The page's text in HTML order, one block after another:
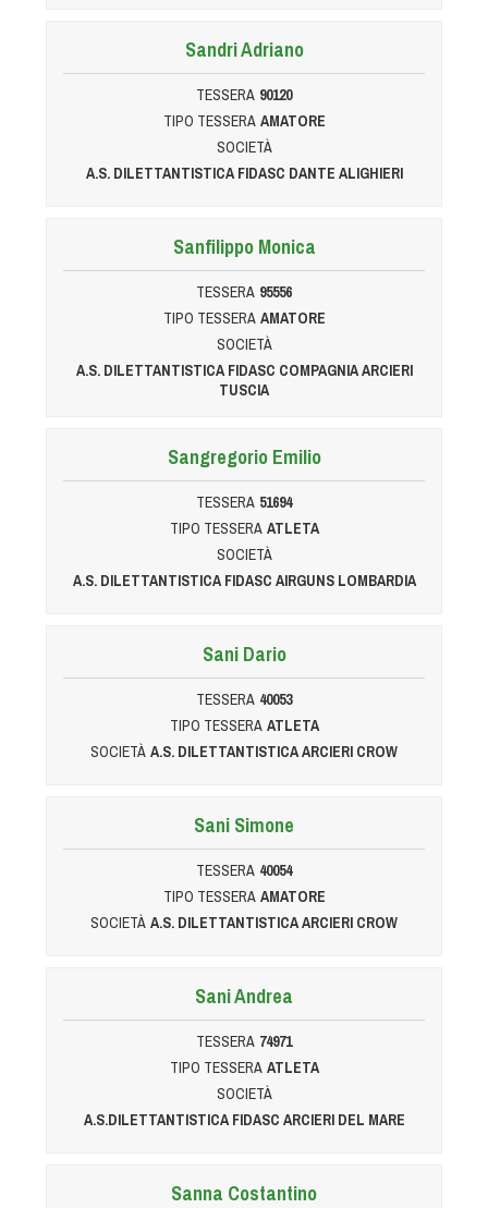
Sandri Adriano
TESSERA 90120
TIPO TESSERA AMATORE
SOCIETÀ
A.S. DILETTANTISTICA FIDASC DANTE ALIGHIERI
Sanfilippo Monica
TESSERA 95556
TIPO TESSERA AMATORE
SOCIETÀ
A.S. DILETTANTISTICA FIDASC COMPAGNIA ARCIERI
TUSCIA
Sangregorio Emilio
TESSERA 51694
TIPO TESSERA ATLETA
SOCIETÀ
A.S. DILETTANTISTICA FIDASC AIRGUNS LOMBARDIA
Sani Dario
TESSERA 40053
TIPO TESSERA ATLETA
SOCIETÀ A.S. DILETTANTISTICA ARCIERI CROW
Sani Simone
TESSERA 40054
TIPO TESSERA AMATORE
SOCIETÀ A.S. DILETTANTISTICA ARCIERI CROW
Sani Andrea
TESSERA 74971
TIPO TESSERA ATLETA
SOCIETÀ
A.S.DILETTANTISTICA FIDASC ARCIERI DEL MARE
Sanna Costantino